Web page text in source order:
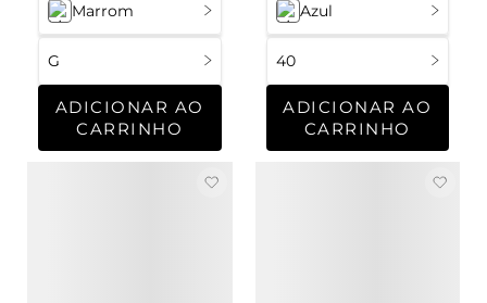
Marrom
G
ADICIONAR AO
CARRINHO
Azul
40
ADICIONAR AO
CARRINHO